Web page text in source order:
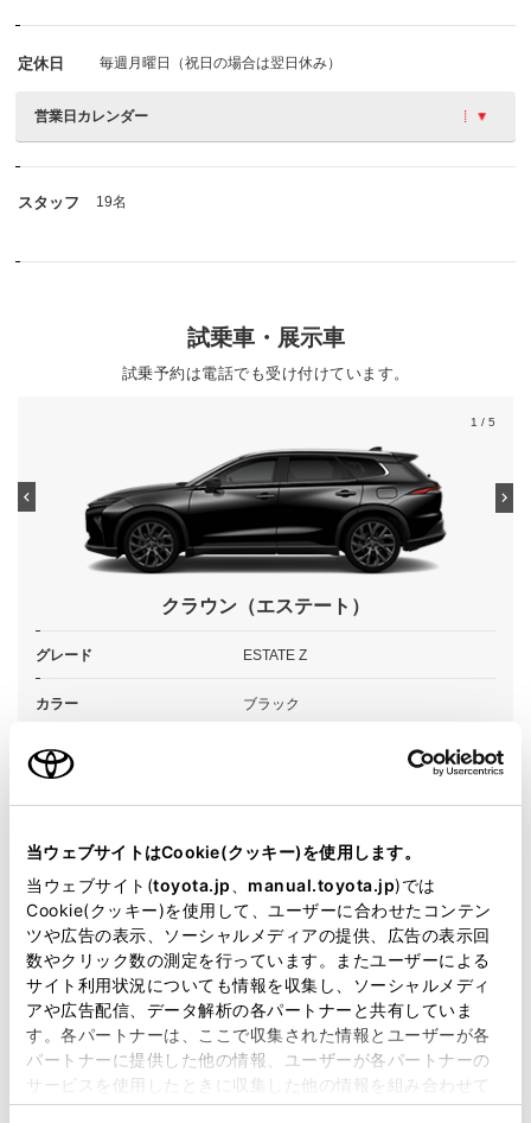
当ウェブサイトはCookie(クッキー)を使用します。
当ウェブサイト(toyota.jp manual.toyota.jp)では
Cookie(クッキー)を使用して、ユーザーに合わせたコンテン
ツや広告の表示、ソーシャルメディアの提供、広告の表示回
数やクリック数の測定を行っています。またユーザーによる
サイト利用状況についても情報を収集し、ソーシャルメディ
アや広告配信、データ解析の各パートナーと共有していま
す。各パートナーは、ここで収集された情報とユーザーが各
パートナーに提供した他の情報、ユーザーが各パートナーの
サービスを使用したときに収集した他の情報を組み合わせて
使用することがあります。当ウェブサイトの使用を続行する
定休日 毎週月曜日（祝日の場合は翌日休み）
営業日カレンダー
スタッフ 19名
試乗車・展示車
試乗予約は電話でも受け付けています。
1 / 5
クラウン（エステート）
グレード ESTATE Z
カラー ブラック
エンジンタイプ
試乗予約
施設情報・サービス